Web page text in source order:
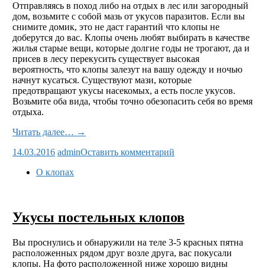
Отправляясь в поход либо на отдых в лес или загородный
дом, возьмите с собой мазь от укусов паразитов. Если вы
снимите домик, это не даст гарантий что клопы не
доберутся до вас. Клопы очень любят выбирать в качестве
жилья старые вещи, которые долгие годы не трогают, да и
присев в лесу перекусить существует высокая
вероятность, что клопы залезут на вашу одежду и ночью
начнут кусаться. Существуют мази, которые
предотвращают укусы насекомых, а есть после укусов.
Возьмите оба вида, чтобы точно обезопасить себя во время
отдыха.
Читать далее… →
14.03.2016 adminОставить комментарий
О клопах
Укусы постельных клопов
Вы проснулись и обнаружили на теле 3-5 красных пятна
расположенных рядом друг возле друга, вас покусали
клопы. На фото расположенной ниже хорошо видны